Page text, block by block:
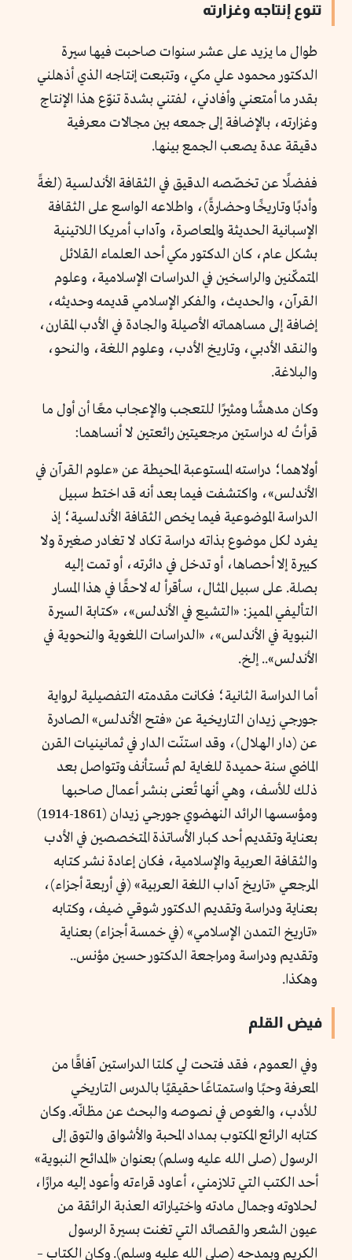
تنوع إنتاجه وغزارته
طوال ما يزيد على عشر سنوات صاحبت فيها سيرة
الدكتور محمود علي مكي، وتتبعت إنتاجه الذي أذهلني
بقدر ما أمتعني وأفادني، لفتني بشدة تنوّع هذا الإنتاج
وغزارته، بالإضافة إلى جمعه بين مجالات معرفية
دقيقة عدة يصعب الجمع بينها.
ففضلًا عن تخصّصه الدقيق في الثقافة الأندلسية (لغةً
وأدبًا وتاريخًا وحضارةً)، واطلاعه الواسع على الثقافة
الإسبانية الحديثة والمعاصرة، وآداب أمريكا اللاتينية
بشكل عام، كان الدكتور مكي أحد العلماء القلائل
المتمكّنين والراسخين في الدراسات الإسلامية، وعلوم
القرآن، والحديث، والفكر الإسلامي قديمه وحديثه،
إضافة إلى مساهماته الأصيلة والجادة في الأدب المقارن،
والنقد الأدبي، وتاريخ الأدب، وعلوم اللغة، والنحو،
والبلاغة.
وكان مدهشًا ومثيرًا للتعجب والإعجاب معًا أن أول ما
قرأتُ له دراستين مرجعيتين رائعتين لا أنساهما:
أولاهما؛ دراسته المستوعبة المحيطة عن «علوم القرآن في
الأندلس»، واكتشفت فيما بعد أنه قد اختط سبيل
الدراسة الموضوعية فيما يخص الثقافة الأندلسية؛ إذ
يفرد لكل موضوع بذاته دراسة تكاد لا تغادر صغيرة ولا
كبيرة إلا أحصاها، أو تدخل في دائرته، أو تمت إليه
بصلة. على سبيل المثال، سأقرأ له لاحقًا في هذا المسار
التأليفي المميز: «التشيع في الأندلس»، «كتابة السيرة
النبوية في الأندلس»، «الدراسات اللغوية والنحوية في
الأندلس».. إلخ.
أما الدراسة الثانية؛ فكانت مقدمته التفصيلية لرواية
جورجي زيدان التاريخية عن «فتح الأندلس» الصادرة
عن (دار الهلال)، وقد استنّت الدار في ثمانينيات القرن
الماضي سنة حميدة للغاية لم تُستأنف وتتواصل بعد
ذلك للأسف، وهي أنها تُعنى بنشر أعمال صاحبها
ومؤسسها الرائد النهضوي جورجي زيدان (1861-1914)
بعناية وتقديم أحد كبار الأساتذة المتخصصين في الأدب
والثقافة العربية والإسلامية، فكان إعادة نشر كتابه
المرجعي «تاريخ آداب اللغة العربية» (في أربعة أجزاء)،
بعناية ودراسة وتقديم الدكتور شوقي ضيف، وكتابه
«تاريخ التمدن الإسلامي» (في خمسة أجزاء) بعناية
وتقديم ودراسة ومراجعة الدكتور حسين مؤنس..
وهكذا.
فيض القلم
وفي العموم، فقد فتحت لي كلتا الدراستين آفاقًا من
المعرفة وحبًا واستمتاعًا حقيقيًا بالدرس التاريخي
للأدب، والغوص في نصوصه والبحث عن مظانّه. وكان
كتابه الرائع المكتوب بمداد المحبة والأشواق والتوق إلى
الرسول (صلى الله عليه وسلم) بعنوان «المدائح النبوية»
أحد الكتب التي تلازمني، أعاود قراءته وأعود إليه مرارًا،
لحلاوته وجمال مادته واختياراته العذبة الرائقة من
عيون الشعر والقصائد التي تغنت بسيرة الرسول
الكريم وبمدحه (صلى الله عليه وسلم). وكان الكتاب –